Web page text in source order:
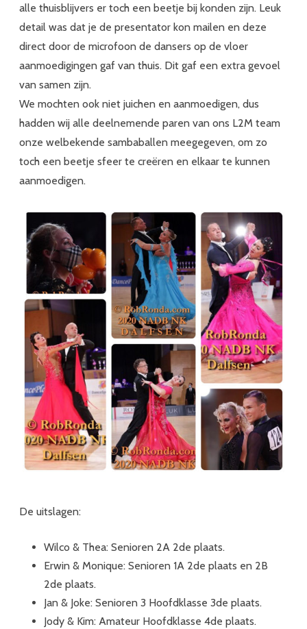
alle thuisblijvers er toch een beetje bij konden zijn. Leuk
detail was dat je de presentator kon mailen en deze
direct door de microfoon de dansers op de vloer
aanmoedigingen gaf van thuis. Dit gaf een extra gevoel
van samen zijn.
We mochten ook niet juichen en aanmoedigen, dus
hadden wij alle deelnemende paren van ons L2M team
onze welbekende sambaballen meegegeven, om zo
toch een beetje sfeer te creëren en elkaar te kunnen
aanmoedigen.
De uitslagen:
Wilco & Thea: Senioren 2A 2de plaats.
Erwin & Monique: Senioren 1A 2de plaats en 2B
2de plaats.
Jan & Joke: Senioren 3 Hoofdklasse 3de plaats.
Jody & Kim: Amateur Hoofdklasse 4de plaats.